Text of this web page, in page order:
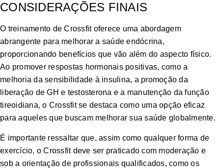
CONSIDERAÇÕES FINAIS
O treinamento de Crossfit oferece uma abordagem
abrangente para melhorar a saúde endócrina,
proporcionando benefícios que vão além do aspecto físico.
Ao promover respostas hormonais positivas, como a
melhoria da sensibilidade à insulina, a promoção da
liberação de GH e testosterona e a manutenção da função
tireoidiana, o Crossfit se destaca como uma opção eficaz
para aqueles que buscam melhorar sua saúde globalmente.
É importante ressaltar que, assim como qualquer forma de
exercício, o Crossfit deve ser praticado com moderação e
sob a orientação de profissionais qualificados, como os